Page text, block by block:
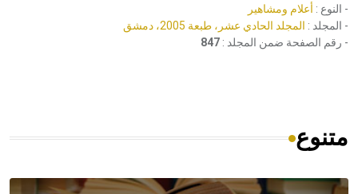
- النوع : أعلام ومشاهير
- المجلد : المجلد الحادي عشر، طبعة 2005، دمشق
- رقم الصفحة ضمن المجلد : 847
متنوع